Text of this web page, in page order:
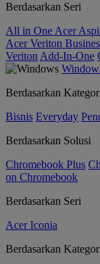
Berdasarkan Seri
All in One Acer
Acer Veriton
Veriton Add-In-One
Berdasarkan
Bisnis Everyday
Berdasarkan Solusi
Chromebook Plus
on Chromebook
Berdasarkan Seri
Acer Iconia
Berdasarkan